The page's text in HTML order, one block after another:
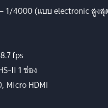
1/4000 (แบบ electronic สูง
fps
II 1 ช่อง
Micro HDMI